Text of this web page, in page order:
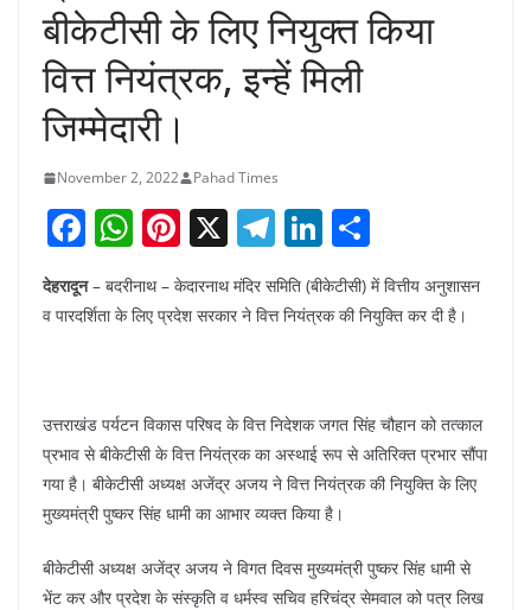
बीकेटीसी के लिए नियुक्त किया
वित्त नियंत्रक, इन्हें मिली
जिम्मेदारी।
November 2, 2022 Pahad Times
F
c
o
o
k
W
at
p
p
Pi
er
X T
el
e
m
Li
n
k
n
h
ar
e
देहरादून– बदरीनाथ – केदारनाथ मंदिर समिति (बीकेटीसी) में वित्तीय अनुशासन
व पारदर्शिता के लिए प्रदेश सरकार ने वित्त नियंत्रक की नियुक्ति कर दी है।
उत्तराखंड पर्यटन विकास परिषद के वित्त निदेशक जगत सिंह चौहान को तत्काल
प्रभाव से बीकेटीसी के वित्त नियंत्रक का अस्थाई रूप से अतिरिक्त प्रभार सौंपा
गया है। बीकेटीसी अध्यक्ष अजेंद्र अजय ने वित्त नियंत्रक की नियुक्ति के लिए
मुख्यमंत्री पुष्कर सिंह धामी का आभार व्यक्त किया है।
बीकेटीसी अध्यक्ष अजेंद्र अजय ने विगत दिवस मुख्यमंत्री पुष्कर सिंह धामी से
भेंट कर और प्रदेश के संस्कृति व धर्मस्व सचिव हरिचंद्र सेमवाल को पत्र लिख